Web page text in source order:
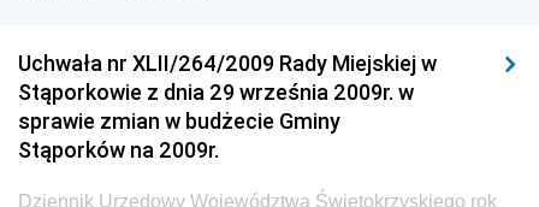
Technologii
Dziennik Urzędowy Ministra Inwestycji i Rozwoju
Dziennik Urzędowy Naczelnego Dyrektora Archiwów
Państwowych
Dziennik Urzędowy Ministra Finansów, Inwestycji i
Uchwała nr XLII/264/2009 Rady Miejskiej w
Stąporkowie z dnia 29 września 2009r. w
sprawie zmian w budżecie Gminy
Stąporków na 2009r.
Dziennik Urzędowy Województwa Świętokrzyskiego rok